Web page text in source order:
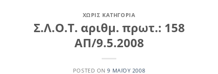
ΧΩΡΊΣ ΚΑΤΗΓΟΡΊΑ
Σ.Λ.Ο.Τ. αριθμ. πρωτ.: 158
ΑΠ/9.5.2008
POSTED ON9 ΜΑΪ́ΟΥ 2008